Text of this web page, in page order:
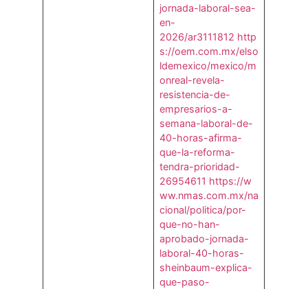
jornada-laboral-sea-
en-
2026/ar3111812 http
s://oem.com.mx/elso
ldemexico/mexico/m
onreal-revela-
resistencia-de-
empresarios-a-
semana-laboral-de-
40-horas-afirma-
que-la-reforma-
tendra-prioridad-
26954611 https://w
ww.nmas.com.mx/na
cional/politica/por-
que-no-han-
aprobado-jornada-
laboral-40-horas-
sheinbaum-explica-
que-paso-